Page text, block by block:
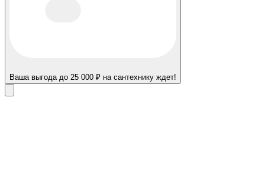
Ваша выгода до 25 000 ₽ на сантехнику ждет!